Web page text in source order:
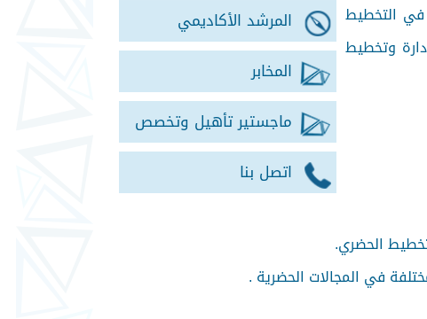
المرشد الأكاديمي
المخابر
ماجستير تأهيل وتخصص
اتصل بنا
في التخطيط
وتخطيط
الحضري.
في المجالات الحضرية .